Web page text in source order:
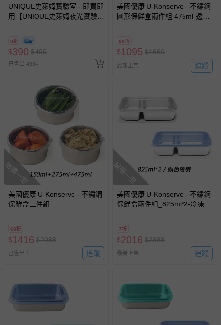
UNIQUE史萊姆實驗室 - 即買即
用【UNIQUE史萊姆夜光實驗室
訂單編號兌換，逾期作廢) (大
人小孩均一價(3歲以上需購票))
8折
$390 $490
已售出 4334
美國優康 U-Konserve - 不鏽鋼
圓形保鮮盒兩件組 475ml-透明-
CPSIA 檢驗
66折
$1095 $1660
最新上架 追蹤
搶購一空
美國優康 U-Konserve - 不鏽鋼
保鮮盒三件組
安全等級認證 / CPSIA 檢驗
68折
$1416 $2088
已售出 1 追蹤
搶購一空
美國優康 U-Konserve - 不鏽鋼
保鮮盒兩件組_825ml*2-冷凍
驗
7折
$2016 $2888
最新上架 追蹤